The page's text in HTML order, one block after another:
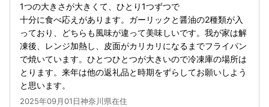
1つの大きさが大きくて、ひとり1つずつで
十分に食べ応えがあります。ガーリックと醤油の2種類が入
っており、どちらも風味が違って美味しいです。我が家は解
凍後、レンジ加熱し、皮面がカリカリになるまでフライパン
で焼いています。ひとつひとつが大きいので冷凍庫の場所は
とります。来年は他の返礼品と時期をずらしてお願いしよう
と思います。
2025年09月01日神奈川県在住